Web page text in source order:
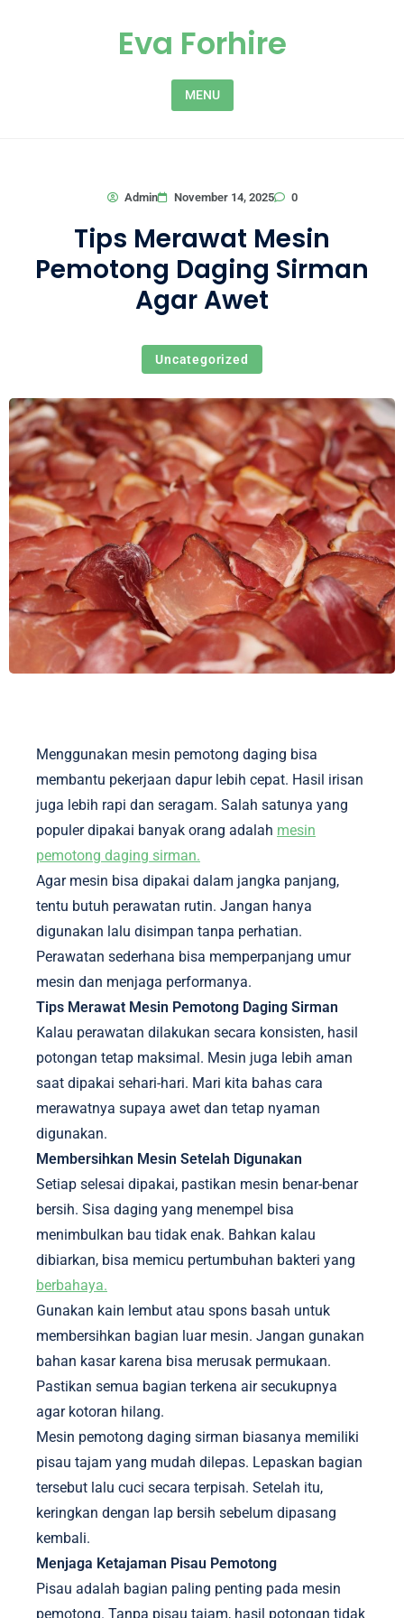
Eva Forhire
MENU
Admin November 14, 2025 0
Tips Merawat Mesin
Pemotong Daging Sirman
Agar Awet
Uncategorized
Menggunakan mesin pemotong daging bisa
membantu pekerjaan dapur lebih cepat. Hasil irisan
juga lebih rapi dan seragam. Salah satunya yang
populer dipakai banyak orang adalah mesin
pemotong daging sirman.
Agar mesin bisa dipakai dalam jangka panjang,
tentu butuh perawatan rutin. Jangan hanya
digunakan lalu disimpan tanpa perhatian.
Perawatan sederhana bisa memperpanjang umur
mesin dan menjaga performanya.
Tips Merawat Mesin Pemotong Daging Sirman
Kalau perawatan dilakukan secara konsisten, hasil
potongan tetap maksimal. Mesin juga lebih aman
saat dipakai sehari-hari. Mari kita bahas cara
merawatnya supaya awet dan tetap nyaman
digunakan.
Membersihkan Mesin Setelah Digunakan
Setiap selesai dipakai, pastikan mesin benar-benar
bersih. Sisa daging yang menempel bisa
menimbulkan bau tidak enak. Bahkan kalau
dibiarkan, bisa memicu pertumbuhan bakteri yang
berbahaya.
Gunakan kain lembut atau spons basah untuk
membersihkan bagian luar mesin. Jangan gunakan
bahan kasar karena bisa merusak permukaan.
Pastikan semua bagian terkena air secukupnya
agar kotoran hilang.
Mesin pemotong daging sirman biasanya memiliki
pisau tajam yang mudah dilepas. Lepaskan bagian
tersebut lalu cuci secara terpisah. Setelah itu,
keringkan dengan lap bersih sebelum dipasang
kembali.
Menjaga Ketajaman Pisau Pemotong
Pisau adalah bagian paling penting pada mesin
pemotong. Tanpa pisau tajam, hasil potongan tidak